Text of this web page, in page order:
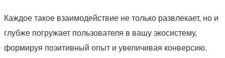
Каждое такое взаимодействие не только развлекает, но и
глубже погружает пользователя в вашу экосистему,
формируя позитивный опыт и увеличивая конверсию.